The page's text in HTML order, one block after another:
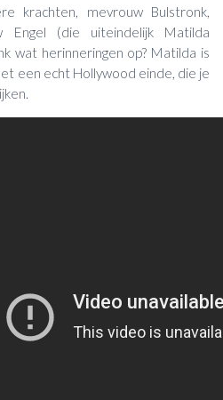
krachten, mevrouw Bulstronk,
(die uiteindelijk Matilda
wat herinneringen op? Matilda is
een echt Hollywood einde, die je